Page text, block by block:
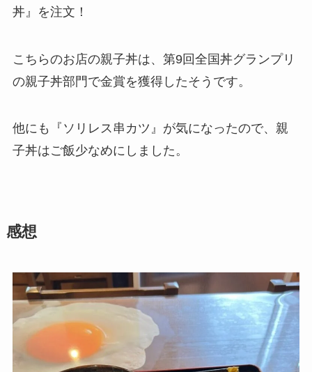
丼』を注文！
こちらのお店の親子丼は、第9回全国丼グランプリ
の親子丼部門で金賞を獲得したそうです。
他にも『ソリレス串カツ』が気になったので、親
子丼はご飯少なめにしました。
感想